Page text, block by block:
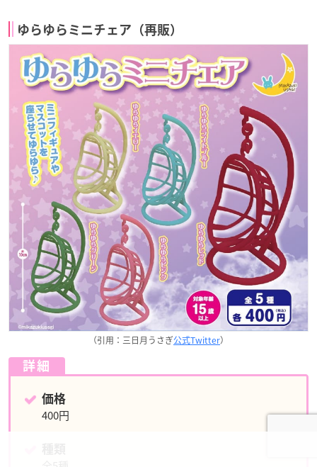
ゆらゆらミニチェア（再販）
（引用：三日月うさぎ公式Twitter）
詳細
価格
400円